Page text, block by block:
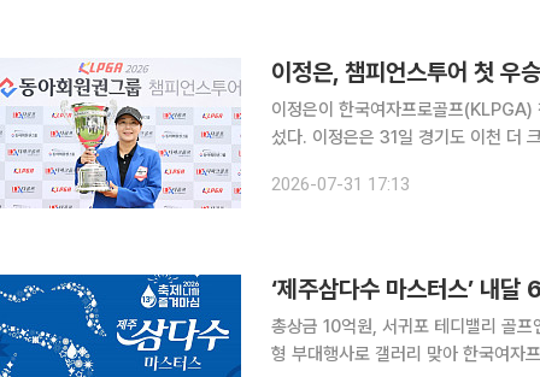
이정은, 챔피언스투어 첫 우
이정은이 한국여자프로골프
섰다. 이정은은 31일 경기도 이천 더 크로스비 골프클럽 아리아·빌리 코스(파72·6005야드)에서 열
이정은은 1라운드에서도 5언더파 67
2026-07-31 17:13
‘제주삼다수 마스터스’ 내
총상금 10억원, 서귀포 테디밸리 골
형 부대행사로 갤러리 맞아 한국여자프로골프(KLPGA) 투어 하반기 정규 투어 첫 라운드가 제주 서